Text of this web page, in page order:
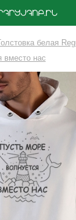
белая
вместо нас